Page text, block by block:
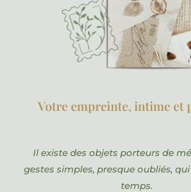
Votre empreinte, intime et
Il existe des objets porteurs de
gestes simples, presque oubliés,
temps.